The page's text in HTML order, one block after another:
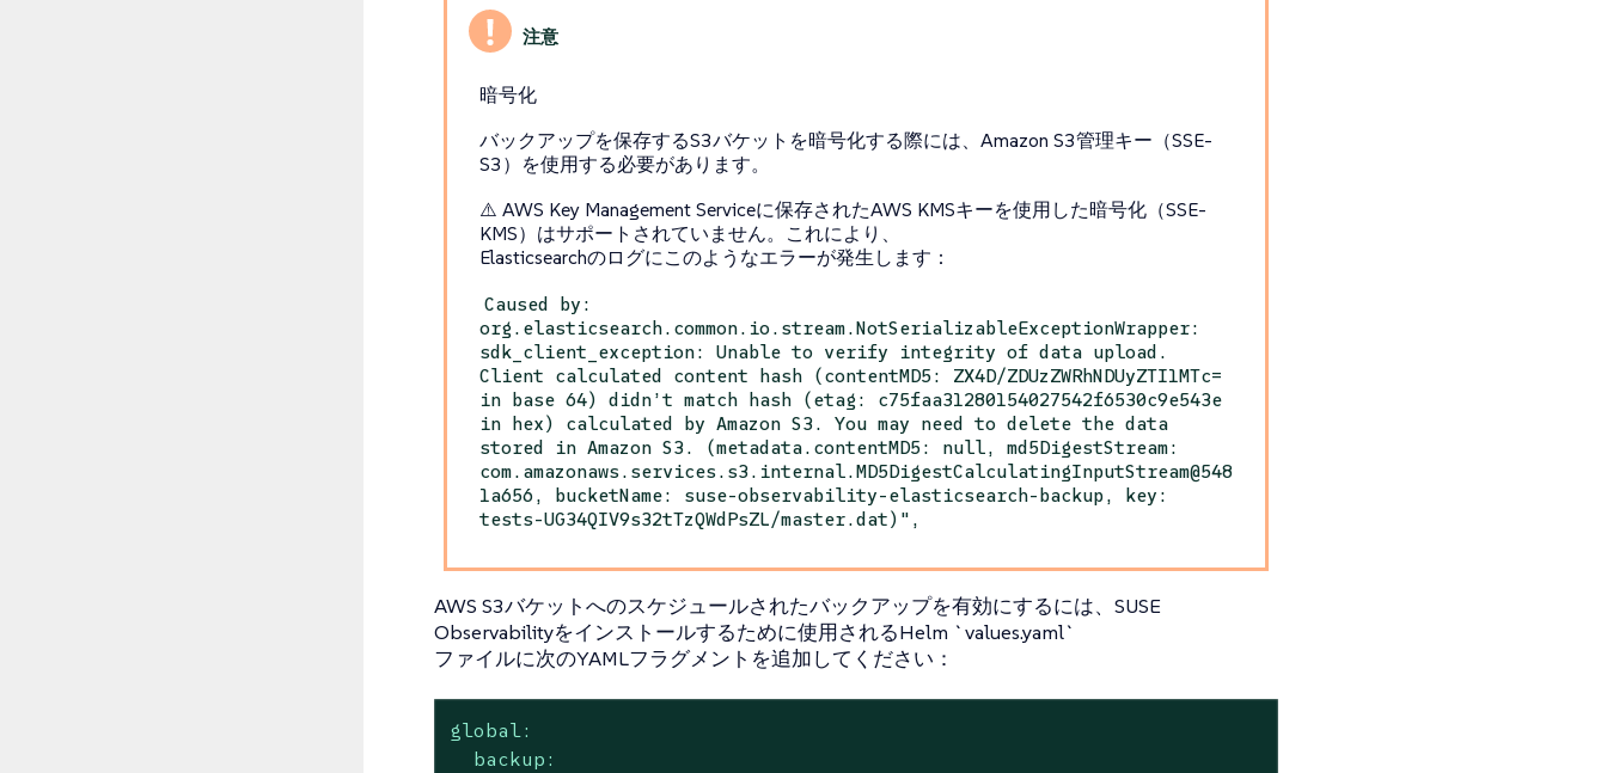
暗号化
バックアップを保存するS3バケットを暗号化する際には、Amazon S3管理キー（SSE-
S3）を使用する必要があります。
⚠️ AWS Key Management Serviceに保存されたAWS KMSキーを使用した暗号化（SSE-
KMS）はサポートされていません。これにより、
Elasticsearchのログにこのようなエラーが発生します：
Caused by:
org.elasticsearch.common.io.stream.NotSerializableExceptionWrapper:
sdk_client_exception: Unable to verify integrity of data upload.
Client calculated content hash (contentMD5: ZX4D/ZDUzZWRhNDUyZTI1MTc=
in base 64) didn’t match hash (etag: c75faa31280154027542f6530c9e543e
in hex) calculated by Amazon S3. You may need to delete the data
stored in Amazon S3. (metadata.contentMD5: null, md5DigestStream:
com.amazonaws.services.s3.internal.MD5DigestCalculatingInputStream@548
1a656, bucketName: suse-observability-elasticsearch-backup, key:
tests-UG34QIV9s32tTzQWdPsZL/master.dat)",
AWS S3バケットへのスケジュールされたバックアップを有効にするには、SUSE
Observabilityをインストールするために使用されるHelm `values.yaml`
ファイルに次のYAMLフラグメントを追加してください：
global:
backup: